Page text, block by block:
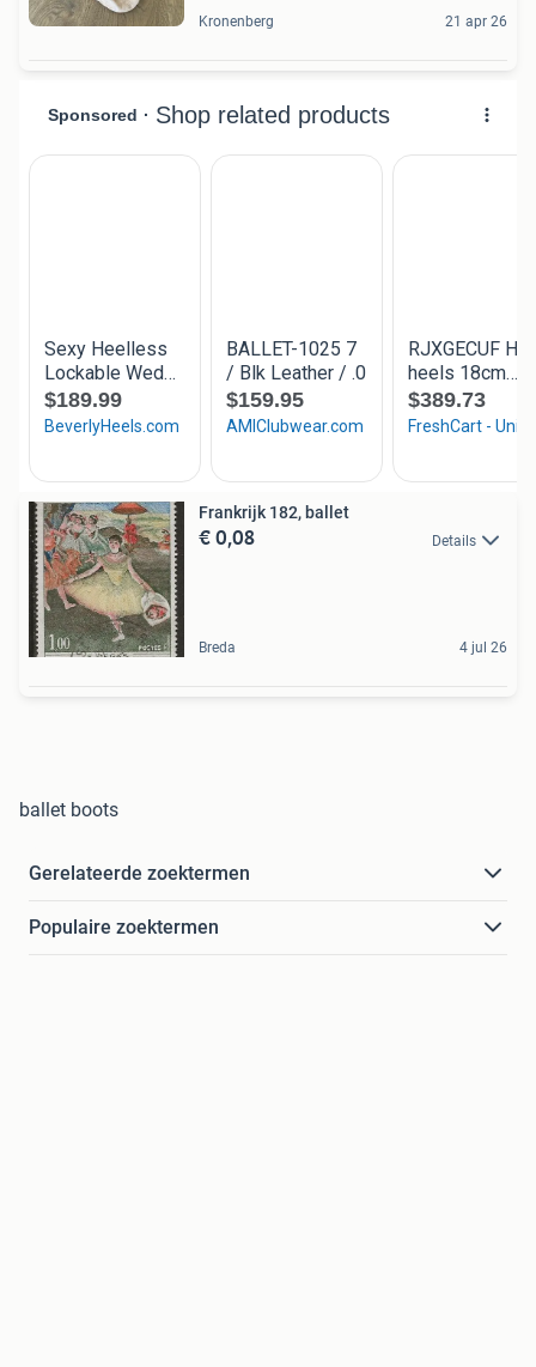
Kronenberg 21 apr 26
Frankrijk 182, ballet
€ 0,08 Details
Breda 4 jul 26
ballet boots
Gerelateerde zoektermen
Populaire zoektermen